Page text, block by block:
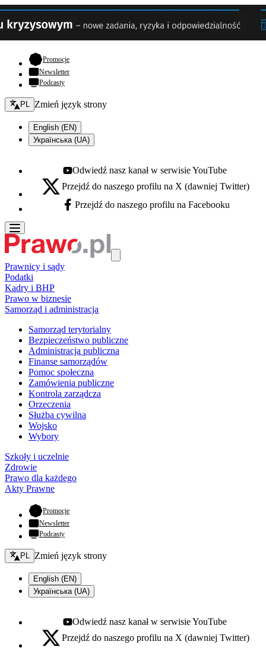
Promocje- otwiera się w nowej karcie
Newsletter
Podcasty
Zmień język - bieżący:
PL Zmień język strony
English (EN)
Українська (UA)
Youtube - otwiera się w nowej karcie
Odwiedź nasz kanał w serwisie YouTube
X - otwiera się w nowej karcie
Przejdź do naszego profilu na X (dawniej Twitter)
Facebook - otwiera się w nowej karcie
Przejdź do naszego profilu na Facebooku
Prawnicy i sądy
Podatki
Kadry i BHP
Prawo w biznesie
Samorząd i administracja
Samorząd terytorialny
Bezpieczeństwo publiczne
Administracja publiczna
Finanse samorządów
Pomoc społeczna
Zamówienia publiczne
Kontrola zarządcza
Orzeczenia
Służba cywilna
Wojsko
Wybory
Szkoły i uczelnie
Zdrowie
Prawo dla każdego
Akty Prawne
Promocje- otwiera się w nowej karcie
Newsletter
Podcasty
Zmień język - bieżący:
PL Zmień język strony
English (EN)
Українська (UA)
Youtube - otwiera się w nowej karcie
Odwiedź nasz kanał w serwisie YouTube
X - otwiera się w nowej karcie
Przejdź do naszego profilu na X (dawniej Twitter)